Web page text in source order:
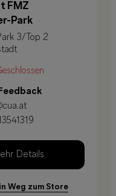
FMZ
Park
3/Top 2
Details
Weg zum Store